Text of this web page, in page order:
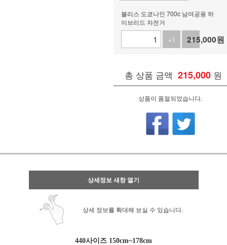
블리스 도쿄나인 700c 남여공용 하
이브리드 자전거
+1
-1
215,000원
총 상품 금액 215,000 원
상품이 품절되었습니다.
상세정보 새창 열기
상세 정보를 확대해 보실 수 있습니다.
440사이즈 150cm~178cm